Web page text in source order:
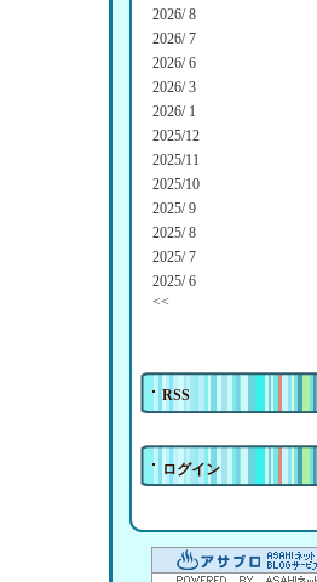
2026/ 8
2026/ 7
2026/ 6
2026/ 3
2026/ 1
2025/12
2025/11
2025/10
2025/ 9
2025/ 8
2025/ 7
2025/ 6
<<
RSS
ログイン